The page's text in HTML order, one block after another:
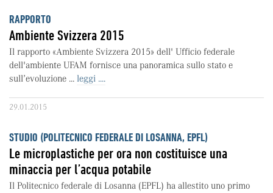
RAPPORTO
Ambiente Svizzera 2015
Il rapporto «Ambiente Svizzera 2015» dell' Ufficio federale
dell'ambiente UFAM fornisce una panoramica sullo stato e
sull’evoluzione ... leggi ....
29.01.2015
STUDIO (POLITECNICO FEDERALE DI LOSANNA, EPFL)
Le microplastiche per ora non costituisce una
minaccia per l’acqua potabile
Il Politecnico federale di Losanna (EPFL) ha allestito uno primo